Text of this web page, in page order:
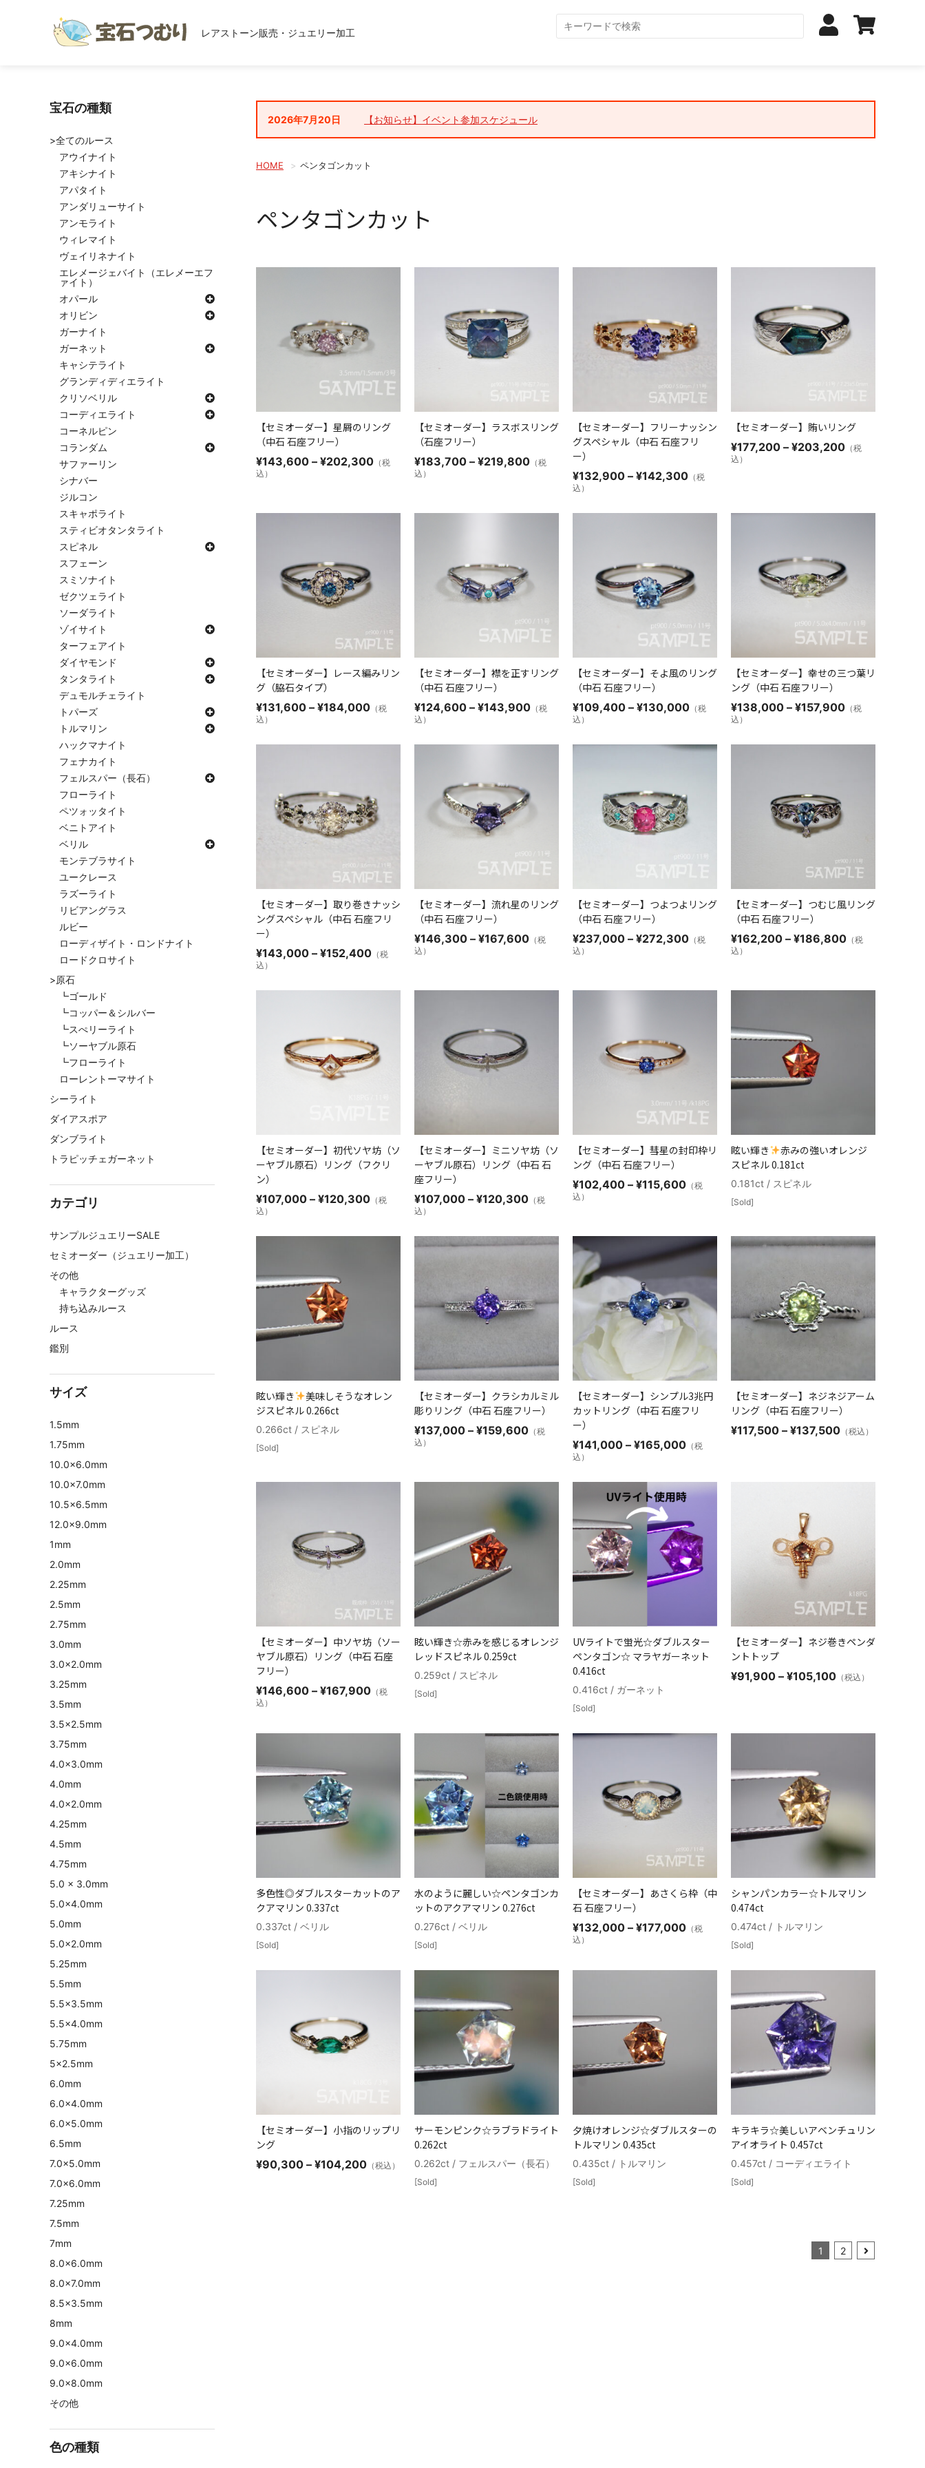
レアストーン販売・ジュエリー加工
2026年7月20日 【お知らせ】イベント参加スケジュール
HOME ペンタゴンカット
ペンタゴンカット
【セミオーダー】星屑のリング
（中石 石座フリー）
¥143,600 – ¥202,300価
¥202,300
（税
込）
【セミオーダー】ラスボスリング
（石座フリー）
¥183,700 – ¥219,800価
¥183,700
¥219,800
（税
込）
【セミオーダー】フリーナッシン
グスペシャル（中石 石座フリ
ー）
¥132,900 – ¥142,300価（税
込）
【セミオーダー】賄いリング
¥177,200 – ¥203,200価（税
込）
【セミオーダー】レース編みリン
グ（脇石タイプ）
¥131,600 – ¥184,000価（税
込）
【セミオーダー】襟を正すリング
（中石 石座フリー）
¥124,600 – ¥143,900価（税
込）
【セミオーダー】そよ風のリング
（中石 石座フリー）
¥109,400 – ¥130,000価
–
（税
込）
【セミオーダー】幸せの三つ葉リ
ング（中石 石座フリー）
¥138,000 – ¥157,900価（税
込）
【セミオーダー】取り巻きナッシ
ングスペシャル（中石 石座フリ
ー）
¥143,000 – ¥152,400価（税
込）
【セミオーダー】流れ星のリング
（中石 石座フリー）
¥146,300 – ¥167,600価
¥167,600
（税
込）
【セミオーダー】つよつよリング
（中石 石座フリー）
¥237,000 – ¥272,300価
¥272,300
（税
込）
【セミオーダー】つむじ風リング
（中石 石座フリー）
¥162,200 – ¥186,800価
¥186,800
（税
込）
【セミオーダー】初代ソヤ坊（ソ
ーヤブル原石）リング（フクリ
ン）
¥107,000 – ¥120,300価（税
込）
【セミオーダー】ミニソヤ坊（ソ
ーヤブル原石）リング（中石 石
座フリー）
¥107,000 – ¥120,300価
–
¥120,300
（税
込）
【セミオーダー】彗星の封印枠リ
ング（中石 石座フリー）
¥102,400 – ¥115,600価
¥115,600
（税
込）
眩い輝き
赤みの強いオレンジ
スピネル 0.181ct
0.181ct / スピネル
[Sold]
眩い輝き
美味しそうなオレン
ジスピネル 0.266ct
0.266ct / スピネル
[Sold]
【セミオーダー】クラシカルミル
彫りリング（中石 石座フリー）
¥137,000 – ¥159,600価
¥137,000
¥159,600
（税
込）
【セミオーダー】シンプル3兆円
カットリング（中石 石座フリ
ー）
¥141,000 – ¥165,000価
–
¥165,000
（税
込）
【セミオーダー】ネジネジアーム
リング（中石 石座フリー）
¥117,500 – ¥137,500価
¥137,500
（税込）
【セミオーダー】中ソヤ坊（ソー
ヤブル原石）リング（中石 石座
フリー）
¥146,600 – ¥167,900価
–
（税
込）
眩い輝き☆赤みを感じるオレンジ
レッドスピネル 0.259ct
0.259ct / スピネル
[Sold]
UVライトで蛍光☆ダブルスター
ペンタゴン☆ マラヤガーネット
0.416ct
0.416ct / ガーネット
[Sold]
【セミオーダー】ネジ巻きペンダ
ントトップ
¥91,900 – ¥105,100価
¥105,100
（税込）
多色性◎ダブルスターカットのア
クアマリン 0.337ct
0.337ct / ベリル
[Sold]
水のように麗しい☆ペンタゴンカ
ットのアクアマリン 0.276ct
0.276ct / ベリル
[Sold]
【セミオーダー】あさくら枠（中
石 石座フリー）
¥132,000 – ¥177,000価
–
（税
込）
シャンパンカラー☆トルマリン
0.474ct
0.474ct / トルマリン
[Sold]
【セミオーダー】小指のリップリ
ング
¥90,300 – ¥104,200価（税込）
サーモンピンク☆ラブラドライト
0.262ct
0.262ct / フェルスパー（長石）
[Sold]
夕焼けオレンジ☆ダブルスターの
トルマリン 0.435ct
0.435ct / トルマリン
[Sold]
キラキラ☆美しいアベンチュリン
アイオライト 0.457ct
0.457ct / コーディエライト
[Sold]
1 2
宝石の種類
>全てのルース
アウイナイト
アキシナイト
アパタイト
アンダリューサイト
アンモライト
ウィレマイト
ヴェイリネナイト
エレメージェバイト（エレメーエフ
ァイト）
オパール
オリビン
ガーナイト
ガーネット
キャシテライト
グランディディエライト
クリソベリル
コーディエライト
コーネルピン
コランダム
サファーリン
シナバー
ジルコン
スキャポライト
スティビオタンタライト
スピネル
スフェーン
スミソナイト
ゼクツェライト
ソーダライト
ゾイサイト
ターフェアイト
ダイヤモンド
タンタライト
デュモルチェライト
トパーズ
トルマリン
ハックマナイト
フェナカイト
フェルスパー（長石）
フローライト
ペツォッタイト
ベニトアイト
ベリル
モンテブラサイト
ユークレース
ラズーライト
リビアングラス
ルビー
ローディザイト・ロンドナイト
ロードクロサイト
>原石
┗ゴールド
┗コッパー＆シルバー
┗スぺリーライト
┗ソーヤブル原石
┗フローライト
ローレントーマサイト
シーライト
ダイアスポア
ダンブライト
トラピッチェガーネット
カテゴリ
サンプルジュエリーSALE
セミオーダー（ジュエリー加工）
その他
キャラクターグッズ
持ち込みルース
ルース
鑑別
サイズ
1.5mm
1.75mm
10.0×6.0mm
10.0×7.0mm
10.5×6.5mm
12.0×9.0mm
1mm
2.0mm
2.25mm
2.5mm
2.75mm
3.0mm
3.0×2.0mm
3.25mm
3.5mm
3.5×2.5mm
3.75mm
4.0×3.0mm
4.0mm
4.0×2.0mm
4.25mm
4.5mm
4.75mm
5.0 x 3.0mm
5.0×4.0mm
5.0mm
5.0×2.0mm
5.25mm
5.5mm
5.5×3.5mm
5.5×4.0mm
5.75mm
5×2.5mm
6.0mm
6.0×4.0mm
6.0×5.0mm
6.5mm
7.0×5.0mm
7.0×6.0mm
7.25mm
7.5mm
7mm
8.0×6.0mm
8.0×7.0mm
8.5×3.5mm
8mm
9.0×4.0mm
9.0×6.0mm
9.0×8.0mm
その他
色の種類